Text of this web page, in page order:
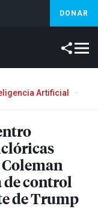
DONAR
Artificial
control
de Trump